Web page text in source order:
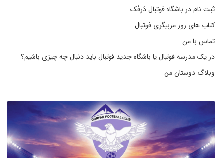
ثبت نام در باشگاه فوتبال دُرفَک
کتاب های روز مربیگری فوتبال
تماس با من
در یک مدرسه فوتبال یا باشگاه جدید فوتبال باید دنبال چه چیزی باشیم؟
وبلاگ دوستان من